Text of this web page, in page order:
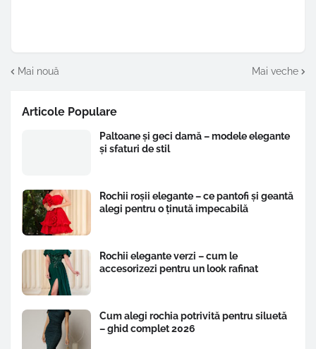
Mai nouă Mai veche
Articole Populare
Paltoane și geci damă – modele elegante
și sfaturi de stil
Rochii roșii elegante – ce pantofi și geantă
alegi pentru o ținută impecabilă
Rochii elegante verzi – cum le
accesorizezi pentru un look rafinat
Cum alegi rochia potrivită pentru siluetă
– ghid complet 2026